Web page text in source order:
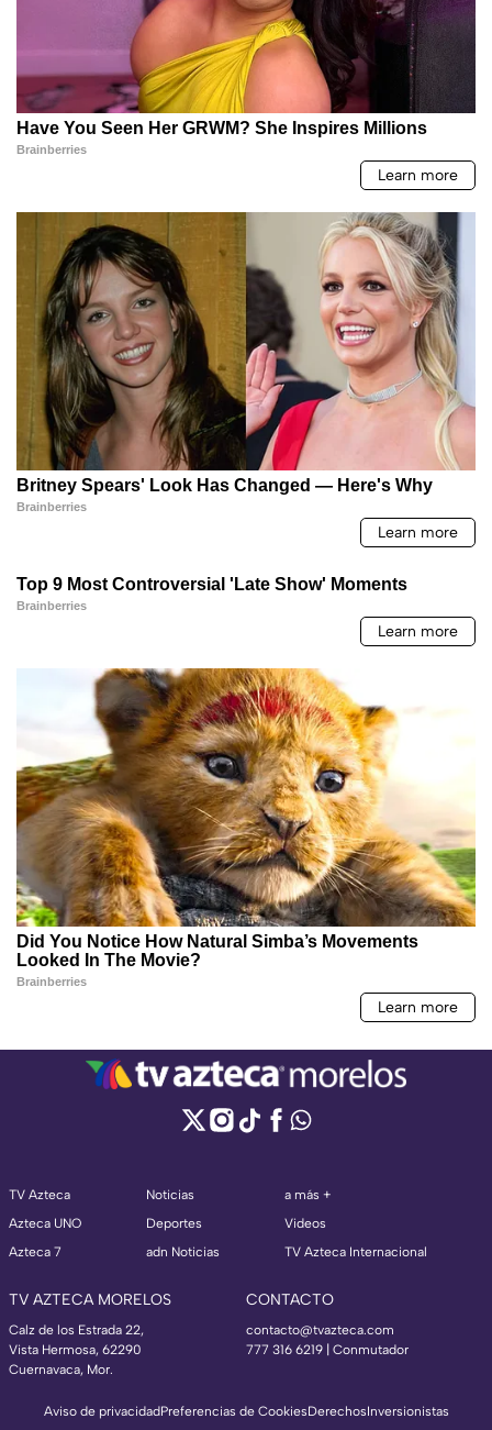
TV Azteca
Azteca UNO
Azteca 7
Noticias
Deportes
adn Noticias
a más +
Videos
TV Azteca Internacional
TV AZTECA MORELOS
Calz de los Estrada 22,
Vista Hermosa, 62290
Cuernavaca, Mor.
CONTACTO
contacto@tvazteca.com
777 316 6219 | Conmutador
Aviso de privacidadPreferencias de CookiesDerechosInversionistas